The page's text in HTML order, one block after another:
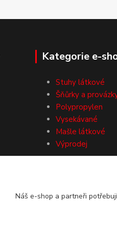
Kategorie e-
Stuhy látkové
Šňůrky a
Polypropylen
Vysekávané
Mašle látkové
Výprodej
Náš e-shop a partneři